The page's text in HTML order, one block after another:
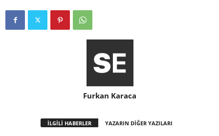
Furkan Karaca
İLGİLİ HABERLER YAZARIN DİĞER YAZILARI